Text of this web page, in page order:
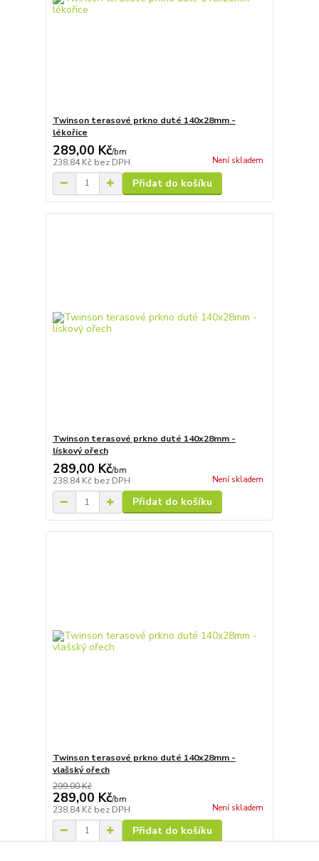
Twinson terasové prkno duté 140x28mm -
lékořice
289,00 Kč/bm
238,84 Kč bez DPH Není skladem
Přidat do košíku
Twinson terasové prkno duté 140x28mm -
lískový ořech
289,00 Kč/bm
238,84 Kč bez DPH Není skladem
Přidat do košíku
Twinson terasové prkno duté 140x28mm -
vlašský ořech
299,00 Kč
289,00 Kč/bm
238,84 Kč bez DPH Není skladem
Přidat do košíku